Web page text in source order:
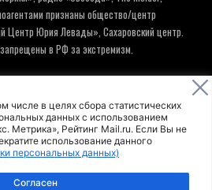
числе в целях сбора статистических
данных с использованием
Метрика», Рейтинг Mail.ru. Если Вы не
использование данного
персональных данных)
Согласен
признаны общество/центр
Центр Юрия Левады», Сахаровский центр.
в РФ за экстремизм.
обработки персональных данных
Пользовательское соглашение